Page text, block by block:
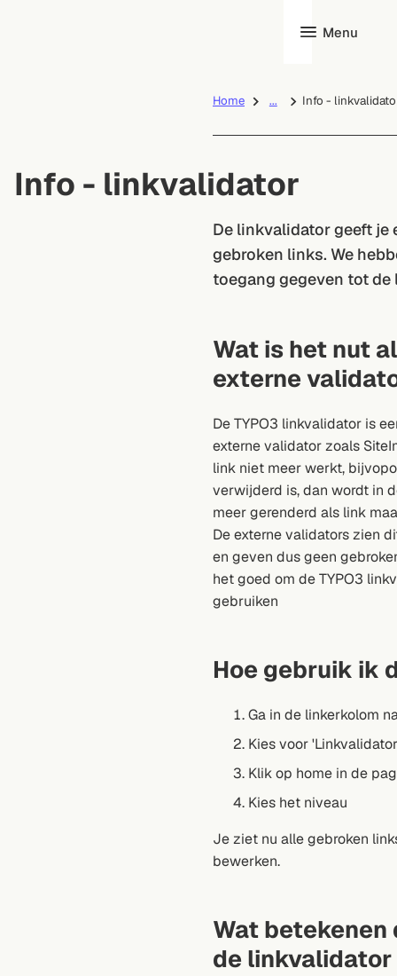
Menu
Home ... Info -
Info - linkvalidator
De linkvalidator geeft je
gebroken links. We
toegang gegeven tot
Wat is het nut
externe
De TYPO3 linkvalidator is
externe validator zoals
link niet meer werkt,
verwijderd is, dan wordt in
meer gerenderd als link
De externe validators zien
en geven dus geen
het goed om de TYPO3
gebruiken
Hoe gebruik ik
Ga in de linkerkolom
Kies voor
Klik op home in de
Kies het niveau
Je ziet nu alle gebroken
bewerken.
Wat betekenen
de linkvalidator